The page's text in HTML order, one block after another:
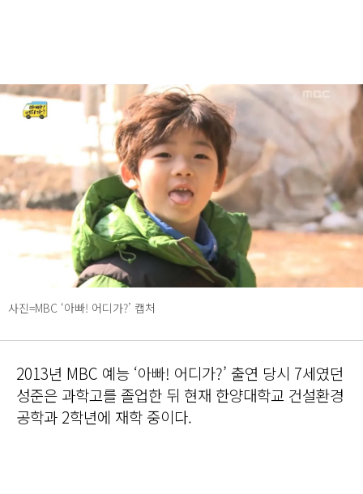
사진=MBC ‘아빠! 어디가?’ 캡처
2013년 MBC 예능 ‘아빠! 어디가?’ 출연 당시 7세였던
성준은 과학고를 졸업한 뒤 현재 한양대학교 건설환경
공학과 2학년에 재학 중이다.